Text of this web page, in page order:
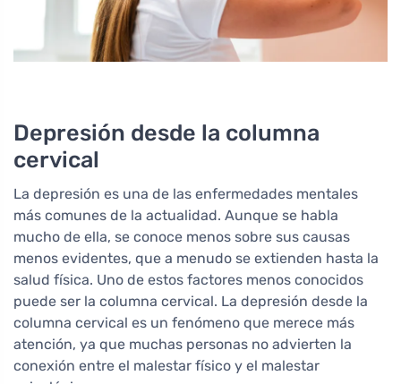
Depresión desde la columna
cervical
La depresión es una de las enfermedades mentales
más comunes de la actualidad. Aunque se habla
mucho de ella, se conoce menos sobre sus causas
menos evidentes, que a menudo se extienden hasta la
salud física. Uno de estos factores menos conocidos
puede ser la columna cervical. La depresión desde la
columna cervical es un fenómeno que merece más
atención, ya que muchas personas no advierten la
conexión entre el malestar físico y el malestar